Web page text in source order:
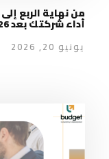
من نهاية الربع
أداء شركتك بعد Q2 2026
يونيو 20, 2026